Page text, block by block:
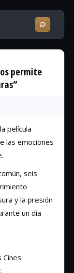
permite
película
las emociones
seis
y la presión
un día
.